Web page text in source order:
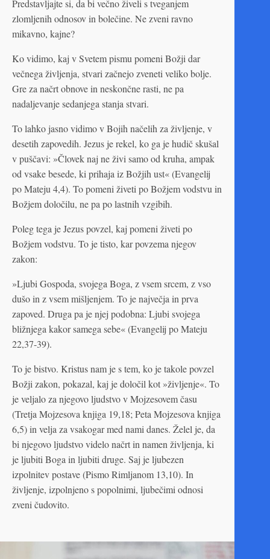
Predstavljajte si, da bi večno živeli s tveganjem
zlomljenih odnosov in bolečine. Ne zveni ravno
mikavno, kajne?
Ko vidimo, kaj v Svetem pismu pomeni Božji dar
večnega življenja, stvari začnejo zveneti veliko bolje.
Gre za načrt obnove in neskončne rasti, ne pa
nadaljevanje sedanjega stanja stvari.
To lahko jasno vidimo v Bojih načelih za življenje, v
desetih zapovedih. Jezus je rekel, ko ga je hudič skušal
v puščavi: »Človek naj ne živi samo od kruha, ampak
od vsake besede, ki prihaja iz Božjih ust« (Evangelij
po Mateju 4,4). To pomeni živeti po Božjem vodstvu in
Božjem določilu, ne pa po lastnih vzgibih.
Poleg tega je Jezus povzel, kaj pomeni živeti po
Božjem vodstvu. To je tisto, kar povzema njegov
zakon:
»Ljubi Gospoda, svojega Boga, z vsem srcem, z vso
dušo in z vsem mišljenjem. To je največja in prva
zapoved. Druga pa je njej podobna: Ljubi svojega
bližnjega kakor samega sebe« (Evangelij po Mateju
22,37-39).
To je bistvo. Kristus nam je s tem, ko je takole povzel
Božji zakon, pokazal, kaj je določil kot »življenje«. To
je veljalo za njegovo ljudstvo v Mojzesovem času
(Tretja Mojzesova knjiga 19,18; Peta Mojzesova knjiga
6,5) in velja za vsakogar med nami danes. Želel je, da
bi njegovo ljudstvo videlo načrt in namen življenja, ki
je ljubiti Boga in ljubiti druge. Saj je ljubezen
izpolnitev postave (Pismo Rimljanom 13,10). In
življenje, izpolnjeno s popolnimi, ljubečimi odnosi
zveni čudovito.